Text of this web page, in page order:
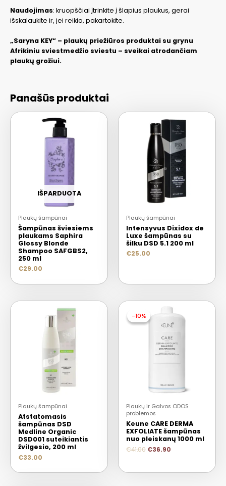
Naudojimas: kruopščiai įtrinkite į šlapius plaukus, gerai
išskalaukite ir, jei reikia, pakartokite.
„Saryna KEY“ – plaukų priežiūros produktai su grynu
Afrikiniu sviestmedžio sviestu – sveikai atrodančiam
plaukų grožiui.
Panašūs produktai
IŠPARDUOTA
Plaukų šampūnai
Šampūnas šviesiems
plaukams Saphira
Glossy Blonde
Shampoo SAFGBS2,
250 ml
€29.00
Plaukų šampūnai
Intensyvus Dixidox de
Luxe šampūnas su
šilku DSD 5.1 200 ml
€25.00
Plaukų šampūnai
Atstatomasis
šampūnas DSD
Medline Organic
DSD001 suteikiantis
žvilgesio, 200 ml
€33.00
-10%
-10%
Plaukų ir Galvos ODOS
problemos
Keune CARE DERMA
EXFOLIATE šampūnas
nuo pleiskanų 1000 ml
€41.00 €36.90